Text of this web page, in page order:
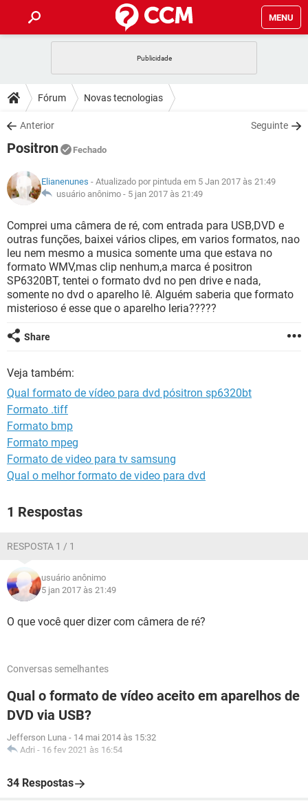
MENU
CELULAR FACEBOOK
OUTLOOK
INSTAGRAM
GUIA DE COMPRAS
DICAS
JOGOS WHATSAPP
INSTAGRAM GMAIL
DOWNLOADS
JOGOS
CELULAR
OUTLOOK EXCEL
INSTAGRAM
GUIA DE COMPRAS
JOGOS WHATSAPP
OUTLOOK EXCEL
INSTAGRAM GMAIL
GUIA DE COMPRAS
GLOSSÁRIO
WHATSAPP
CELULAR FACEBOOK
OUTLOOK EXCEL
INSTAGRAM GMAIL
GUIA DE COMPRAS
Fórum Novas tecnologias
Anterior Seguinte
Positron Fechado
Elianenunes - Atualizado por pintuda em 5 Jan 2017 às 21:49
usuário anônimo - 5 jan 2017 às 21:49
Comprei uma câmera de ré, com entrada para USB,DVD e
outras funções, baixei vários clipes, em varios formatos, nao
leu nem mesmo a musica somente uma que estava no
formato WMV,mas clip nenhum,a marca é positron
SP6320BT, tentei o formato dvd no pen drive e nada,
somente no dvd o aparelho lê. Alguém saberia que formato
misterioso é esse que o aparelho leria?????
Share
Veja também:
Qual formato de vídeo para dvd pósitron sp6320bt
Formato .tiff
Formato bmp
Formato mpeg
Formato de video para tv samsung
Qual o melhor formato de video para dvd
1 Respostas
RESPOSTA 1 / 1
usuário anônimo
5 jan 2017 às 21:49
O que você quer dizer com câmera de ré?
Conversas semelhantes
Qual o formato de vídeo aceito em aparelhos de
DVD via USB?
Jefferson Luna - 14 mai 2014 às 15:32
Adri - 16 fev 2021 às 16:54
34 Respostas